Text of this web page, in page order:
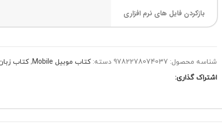
بازکردن فایل های نرم افزاری
شناسه محصول: 9782278074037 دسته: کتاب موبیل Mobile , کتاب
اشتراک گذاری: